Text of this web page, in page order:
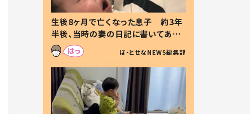
生後8ヶ月で亡くなった息子 約3年
半後、当時の妻の日記に書いてあっ
た本音とは
ほ・とせなNEWS編集部